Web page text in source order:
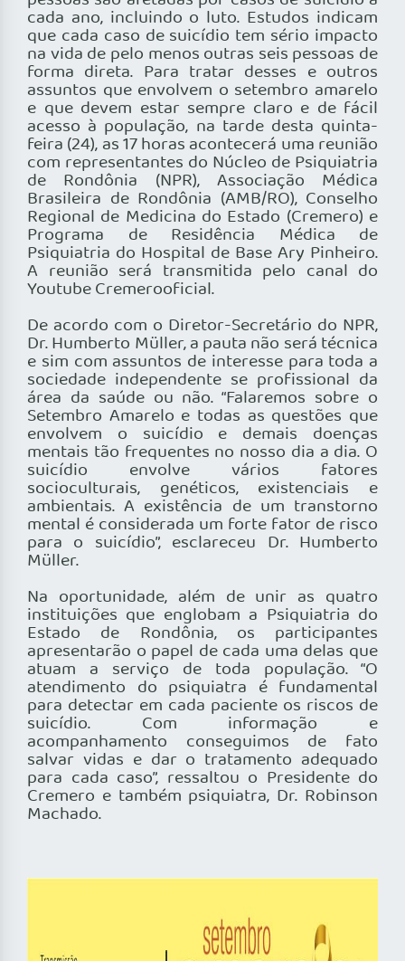
cada ano, incluindo o luto. Estudos indicam
que cada caso de suicídio tem sério impacto
na vida de pelo menos outras seis pessoas de
forma direta. Para tratar desses e outros
assuntos que envolvem o setembro amarelo
e que devem estar sempre claro e de fácil
acesso à população, na tarde desta quinta-
feira (24), as 17 horas acontecerá uma reunião
com representantes do Núcleo de Psiquiatria
de Rondônia (NPR), Associação Médica
Brasileira de Rondônia (AMB/RO), Conselho
Regional de Medicina do Estado (Cremero) e
Programa de Residência Médica de
Psiquiatria do Hospital de Base Ary Pinheiro.
A reunião será transmitida pelo canal do
Youtube Cremerooficial.
De acordo com o Diretor-Secretário do NPR,
Dr. Humberto Müller, a pauta não será técnica
e sim com assuntos de interesse para toda a
sociedade independente se profissional da
área da saúde ou não. “Falaremos sobre o
Setembro Amarelo e todas as questões que
envolvem o suicídio e demais doenças
mentais tão frequentes no nosso dia a dia. O
suicídio envolve vários fatores
socioculturais, genéticos, existenciais e
ambientais. A existência de um transtorno
mental é considerada um forte fator de risco
para o suicídio”, esclareceu Dr. Humberto
Müller.
Na oportunidade, além de unir as quatro
instituições que englobam a Psiquiatria do
Estado de Rondônia, os participantes
apresentarão o papel de cada uma delas que
atuam a serviço de toda população. “O
atendimento do psiquiatra é fundamental
para detectar em cada paciente os riscos de
suicídio. Com informação e
acompanhamento conseguimos de fato
salvar vidas e dar o tratamento adequado
para cada caso”, ressaltou o Presidente do
Cremero e também psiquiatra, Dr. Robinson
Machado.